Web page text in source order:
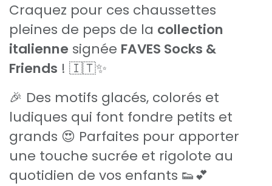
Craquez pour ces chaussettes
pleines de peps de la collection
italienne signée FAVES Socks &
Friends ! 🇮🇹✨
🎉 Des motifs glacés, colorés et
ludiques qui font fondre petits et
grands 😍 Parfaites pour apporter
une touche sucrée et rigolote au
quotidien de vos enfants 👟💕